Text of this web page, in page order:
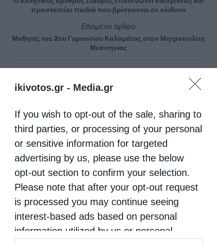
ikivotos.gr - Media.gr
If you wish to opt-out of the sale, sharing to
third parties, or processing of your personal
or sensitive information for targeted
advertising by us, please use the below
opt-out section to confirm your selection.
Please note that after your opt-out request
is processed you may continue seeing
interest-based ads based on personal
information utilized by us or personal
προστατεύει παιδιά που βρίσκονται σε κίνδυνο
Επόμενο άρθρο
Μαθητές του 2ου Γυμνασίου Καλαμάτας στον Μητροπολίτη
Μεσσηνίας
ΔΕΙΤΕ ΕΠΙΣΗΣ
Δημητριάδος Ιγνάτιος: «Να φτάσουμε
προετοιμασμένοι στο Πάσχα του...